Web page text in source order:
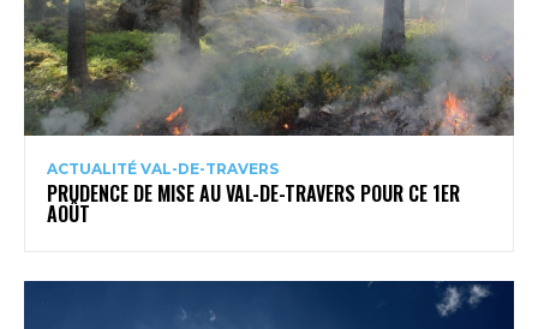
ACTUALITÉ VAL-DE-TRAVERS
PRUDENCE DE MISE AU VAL-DE-TRAVERS POUR CE 1ER
AOÛT